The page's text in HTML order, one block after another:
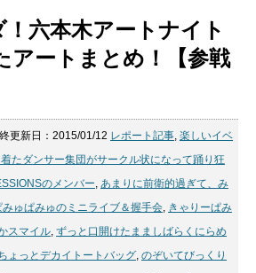
六本木アートナイト
アートまとめ！【参戦
更新日：2015/01/12 レポート記事, 楽しいイベ
たダンサー集団がサークル状になって踊り狂
のメンバー, あまりに前衛的過ぎて、み
みゅぱみゅのミニライブ＆握手会, きゃりーぱみ
スマイル, ずっと口開けたまましばらくにらめ
ょっとデカイトートバッグ, のぞいてびっくり